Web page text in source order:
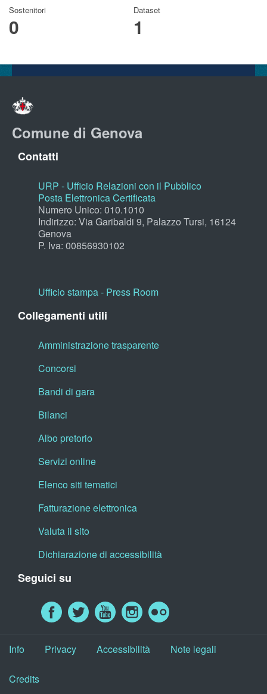
Sostenitori
0
Dataset
1
Comune di Genova
Contatti
URP - Ufficio Relazioni con il Pubblico
Posta Elettronica Certificata
Numero Unico: 010.1010
Indirizzo: Via Garibaldi 9, Palazzo Tursi, 16124
Genova
P. Iva: 00856930102
Ufficio stampa - Press Room
Collegamenti utili
Amministrazione trasparente
Concorsi
Bandi di gara
Bilanci
Albo pretorio
Servizi online
Elenco siti tematici
Fatturazione elettronica
Valuta il sito
Dichiarazione di accessibilità
Seguici su
Info Privacy Accessibilità Note legali
Credits